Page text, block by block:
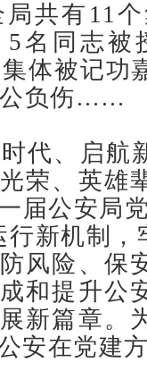
局共有11
名同志被
体被记功
公负伤……
代、启航
荣、英雄
届公安局
行新机制
风险、保
和提升公
新篇章。
安在党建